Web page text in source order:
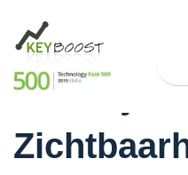
Boost je